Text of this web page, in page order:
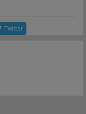
Twitter